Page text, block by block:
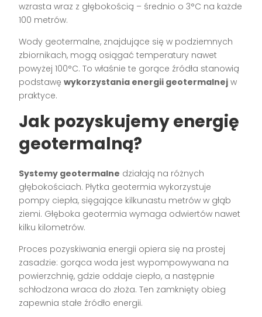
wzrasta wraz z głębokością – średnio o 3°C na każde
100 metrów.
Wody geotermalne, znajdujące się w podziemnych
zbiornikach, mogą osiągać temperatury nawet
powyżej 100°C. To właśnie te gorące źródła stanowią
podstawęwykorzystania energii geotermalnej w
praktyce.
Jak pozyskujemy energię
geotermalną?
Systemy geotermalne działają na różnych
głębokościach. Płytka geotermia wykorzystuje
pompy ciepła, sięgające kilkunastu metrów w głąb
ziemi. Głęboka geotermia wymaga odwiertów nawet
kilku kilometrów.
Proces pozyskiwania energii opiera się na prostej
zasadzie: gorąca woda jest wypompowywana na
powierzchnię, gdzie oddaje ciepło, a następnie
schłodzona wraca do złoża. Ten zamknięty obieg
zapewnia stałe źródło energii.